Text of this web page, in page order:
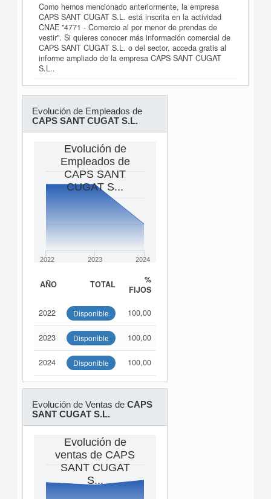
Como hemos mencionado anteriormente, la empresa
CAPS SANT CUGAT S.L. está inscrita en la actividad
CNAE "4771 - Comercio al por menor de prendas de
vestir". Si quieres conocer más información comercial de
CAPS SANT CUGAT S.L. o del sector, acceda gratis al
informe ampliado de la empresa CAPS SANT CUGAT
S.L..
Evolución de Empleados de
CAPS SANT CUGAT S.L.
Evolución de
Empleados de
CAPS SANT
CUGAT S...
2022 2023 2024
AÑO TOTAL
%
FIJOS
2022 Disponible 100,00
2023 Disponible 100,00
2024 Disponible 100,00
Evolución de Ventas de CAPS
SANT CUGAT S.L.
Evolución de
ventas de CAPS
SANT CUGAT
S...